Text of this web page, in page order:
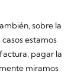
sobre la
estamos
pagar la
miramos